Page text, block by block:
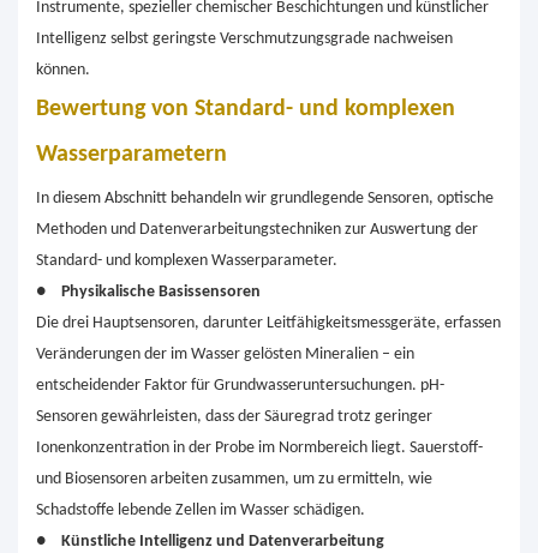
Instrumente, spezieller chemischer Beschichtungen und künstlicher
Intelligenz selbst geringste Verschmutzungsgrade nachweisen
können.
Bewertung von Standard- und komplexen
Wasserparametern
In diesem Abschnitt behandeln wir grundlegende Sensoren, optische
Methoden und Datenverarbeitungstechniken zur Auswertung der
Standard- und komplexen Wasserparameter.
●
Physikalische Basissensoren
Die drei Hauptsensoren, darunter Leitfähigkeitsmessgeräte, erfassen
Veränderungen der im Wasser gelösten Mineralien – ein
entscheidender Faktor für Grundwasseruntersuchungen. pH-
Sensoren gewährleisten, dass der Säuregrad trotz geringer
Ionenkonzentration in der Probe im Normbereich liegt. Sauerstoff-
und Biosensoren arbeiten zusammen, um zu ermitteln, wie
Schadstoffe lebende Zellen im Wasser schädigen.
●
Künstliche Intelligenz und Datenverarbeitung